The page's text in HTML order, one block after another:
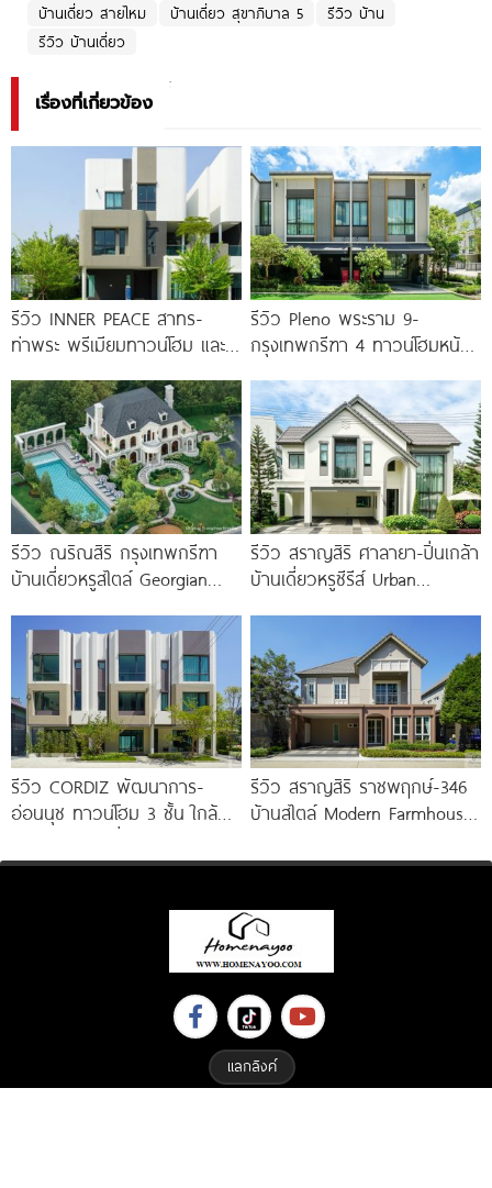
บ้านเดี่ยว สายไหม
บ้านเดี่ยว สุขาภิบาล 5
รีวิว บ้าน
รีวิว บ้านเดี่ยว
เรื่องที่เกี่ยวข้อง
รีวิว INNER PEACE สาทร-
ท่าพระ พรีเมียมทาวน์โฮม และ
รีวิว Pleno พระราม 9-
กรุงเทพกรีฑา 4 ทาวน์โฮมหน้า
Premium
รีวิว ณริณสิริ กรุงเทพกรีฑา
บ้านเดี่ยวหรูสไตล์ Georgian
Brighton College
รีวิว สราญสิริ ศาลายา-ปิ่นเกล้า
บ้านเดี่ยวหรูซีรีส์ Urban
Double Volume ทำเลติดถนน
ใหญ่
รีวิว CORDIZ พัฒนาการ-
อ่อนนุช ทาวน์โฮม 3 ชั้น ใกล้
ทองหล่อ
รีวิว สราญสิริ ราชพฤกษ์-346
บ้านสไตล์ Modern Farmhouse​
เริ่ม 5.99
แลกลิงค์